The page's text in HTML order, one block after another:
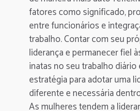
fatores como significado,
entre funcionários e
trabalho. Contar com seu
liderança e permanecer fiel
inatas no seu trabalho diário
estratégia para adotar uma
diferente e necessária
As mulheres tendem a